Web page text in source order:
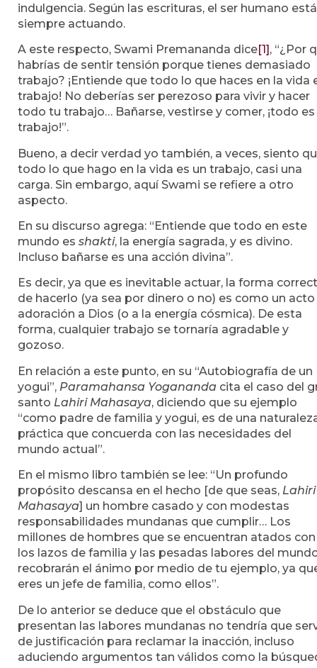
indulgencia. Según las escrituras, el ser humano está
siempre actuando.
A este respecto, Swami Premananda dice[1] , “¿Por
habrías de sentir tensión porque tienes demasiado
trabajo? ¡Entiende que todo lo que haces en la vida
trabajo! No deberías ser perezoso para vivir y hacer
todo tu trabajo… Bañarse, vestirse y comer, ¡todo es
trabajo!”.
Bueno, a decir verdad yo también, a veces, siento
todo lo que hago en la vida es un trabajo, casi una
carga. Sin embargo, aquí Swami se refiere a otro
aspecto.
En su discurso agrega: “Entiende que todo en este
mundo es shakti, la energía sagrada, y es divino.
Incluso bañarse es una acción divina”.
Es decir, ya que es inevitable actuar, la forma
de hacerlo (ya sea por dinero o no) es como un
adoración a Dios (o a la energía cósmica). De esta
forma, cualquier trabajo se tornaría agradable y
gozoso.
En relación a este punto, en su “Autobiografía de un
yogui”, Paramahansa Yogananda cita el caso del
santo Lahiri Mahasaya, diciendo que su ejemplo
“como padre de familia y yogui, es de una
práctica que concuerda con las necesidades del
mundo actual”.
En el mismo libro también se lee: “Un profundo
propósito descansa en el hecho [de que seas, Lahiri
Mahasaya] un hombre casado y con modestas
responsabilidades mundanas que cumplir… Los
millones de hombres que se encuentran atados con
los lazos de familia y las pesadas labores del
recobrarán el ánimo por medio de tu ejemplo, ya
eres un jefe de familia, como ellos”.
De lo anterior se deduce que el obstáculo que
presentan las labores mundanas no tendría que
de justificación para reclamar la inacción, incluso
aduciendo argumentos tan válidos como la